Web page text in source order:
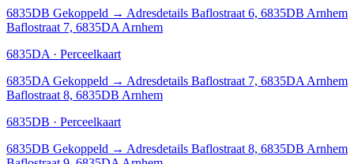
6835DB Gekoppeld → Adresdetails Baflostraat 6, 6835DB Arnhem
Baflostraat 7, 6835DA Arnhem
6835DA · Perceelkaart
6835DA Gekoppeld → Adresdetails Baflostraat 7, 6835DA Arnhem
Baflostraat 8, 6835DB Arnhem
6835DB · Perceelkaart
6835DB Gekoppeld → Adresdetails Baflostraat 8, 6835DB Arnhem